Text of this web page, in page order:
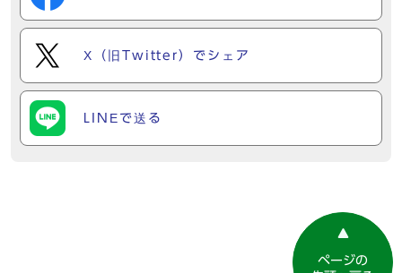
X（旧Twitter）でシェア
LINEで送る
ページの